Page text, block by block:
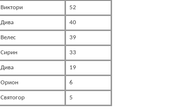
Виктори 52
Дива 40
Велес 39
Сирин 33
Дива 19
Орион 6
Святогор 5